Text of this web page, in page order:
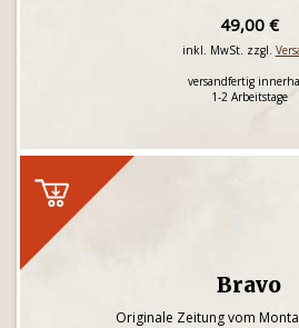
49,00 €
inkl. MwSt. zzgl.
versandfertig
1-2 Arbeitstage
Bravo
Originale Zeitung vom